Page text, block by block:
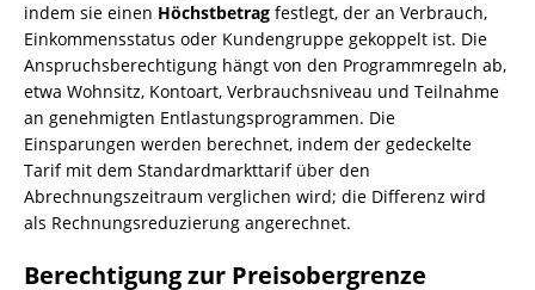
indem sie einen Höchstbetrag festlegt, der an Verbrauch,
Einkommensstatus oder Kundengruppe gekoppelt ist. Die
Anspruchsberechtigung hängt von den Programmregeln ab,
etwa Wohnsitz, Kontoart, Verbrauchsniveau und Teilnahme
an genehmigten Entlastungsprogrammen. Die
Einsparungen werden berechnet, indem der gedeckelte
Tarif mit dem Standardmarkttarif über den
Abrechnungszeitraum verglichen wird; die Differenz wird
als Rechnungsreduzierung angerechnet.
Berechtigung zur Preisobergrenze